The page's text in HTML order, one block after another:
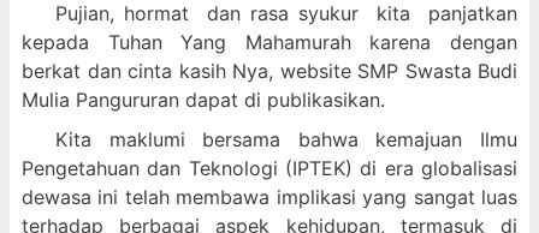
Pujian, hormat dan rasa syukur kita panjatkan
kepada Tuhan Yang Mahamurah karena dengan
berkat dan cinta kasih Nya, website SMP Swasta Budi
Mulia Pangururan dapat di publikasikan.
Kita maklumi bersama bahwa kemajuan Ilmu
Pengetahuan dan Teknologi (IPTEK) di era globalisasi
dewasa ini telah membawa implikasi yang sangat luas
terhadap berbagai aspek kehidupan, termasuk di